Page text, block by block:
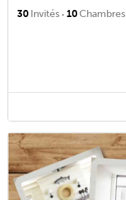
30 Invités · 10Chambres